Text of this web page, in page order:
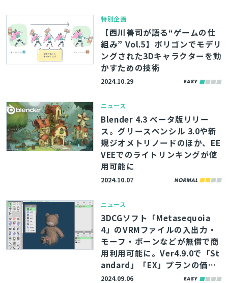
特別企画
【西川善司が語る“ゲームの仕
組み” Vol.5】ポリゴンでモデリ
ングされた3Dキャラクターを動
かすための技術
2024.10.29
ニュース
Blender 4.3 ベータ版リリー
ス。グリースペンシル 3.0や新
規ジオメトリノードのほか、EE
VEEでのライトリンキングが使
用可能に
2024.10.07
ニュース
3DCGソフト「Metasequoia
4」のVRMファイルの入出力・
モーフ・ボーンなどが無償で商
用利用可能に。Ver4.9.0で「St
andard」「EX」プランの価格
見直し
2024.09.06